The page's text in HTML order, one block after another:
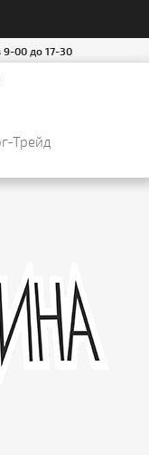
9-00 до 17-30
Трейд